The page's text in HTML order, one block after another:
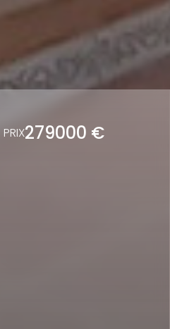
PRIX279000 €